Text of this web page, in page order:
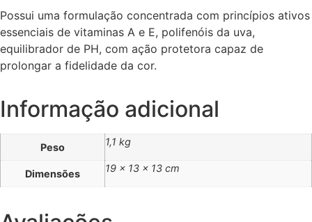
Possui uma formulação concentrada com princípios ativos
essenciais de vitaminas A e E, polifenóis da uva,
equilibrador de PH, com ação protetora capaz de
prolongar a fidelidade da cor.
Informação adicional
Peso 1,1 kg
Dimensões 19 × 13 × 13 cm